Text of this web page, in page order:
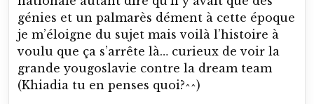
génies et un palmarès dément à cette époque
je m’éloigne du sujet mais voilà l’histoire à
voulu que ça s’arrête là… curieux de voir la
grande yougoslavie contre la dream team
(Khiadia tu en penses quoi?^^)